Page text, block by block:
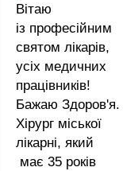
Вітаю
із професійним
святом лікарів,
усіх медичних
працівників!
Бажаю Здоров'я.
Хірург міської
лікарні, який
має 35 років